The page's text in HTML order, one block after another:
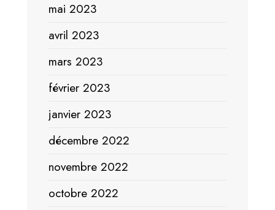
mai 2023
avril 2023
mars 2023
février 2023
janvier 2023
décembre 2022
novembre 2022
octobre 2022